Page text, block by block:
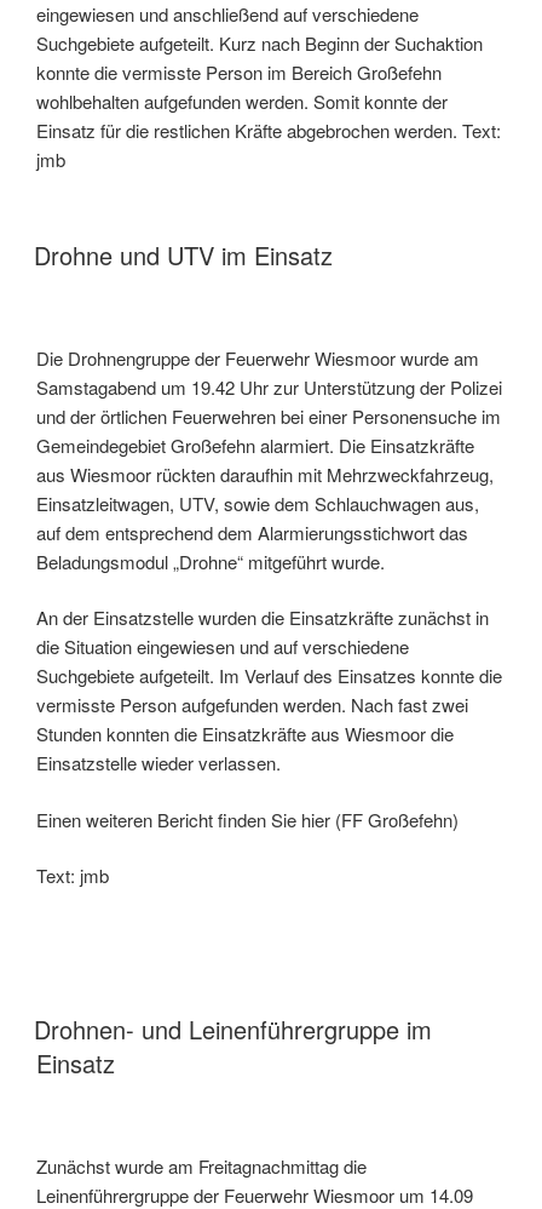
eingewiesen und anschließend auf verschiedene
Suchgebiete aufgeteilt. Kurz nach Beginn der Suchaktion
konnte die vermisste Person im Bereich Großefehn
wohlbehalten aufgefunden werden. Somit konnte der
Einsatz für die restlichen Kräfte abgebrochen werden. Text:
jmb
Drohne und UTV im Einsatz
Die Drohnengruppe der Feuerwehr Wiesmoor wurde am
Samstagabend um 19.42 Uhr zur Unterstützung der Polizei
und der örtlichen Feuerwehren bei einer Personensuche im
Gemeindegebiet Großefehn alarmiert. Die Einsatzkräfte
aus Wiesmoor rückten daraufhin mit Mehrzweckfahrzeug,
Einsatzleitwagen, UTV, sowie dem Schlauchwagen aus,
auf dem entsprechend dem Alarmierungsstichwort das
Beladungsmodul „Drohne“ mitgeführt wurde.
An der Einsatzstelle wurden die Einsatzkräfte zunächst in
die Situation eingewiesen und auf verschiedene
Suchgebiete aufgeteilt. Im Verlauf des Einsatzes konnte die
vermisste Person aufgefunden werden. Nach fast zwei
Stunden konnten die Einsatzkräfte aus Wiesmoor die
Einsatzstelle wieder verlassen.
Einen weiteren Bericht finden Sie hier (FF Großefehn)
Text: jmb
Drohnen- und Leinenführergruppe im
Einsatz
Zunächst wurde am Freitagnachmittag die
Leinenführergruppe der Feuerwehr Wiesmoor um 14.09